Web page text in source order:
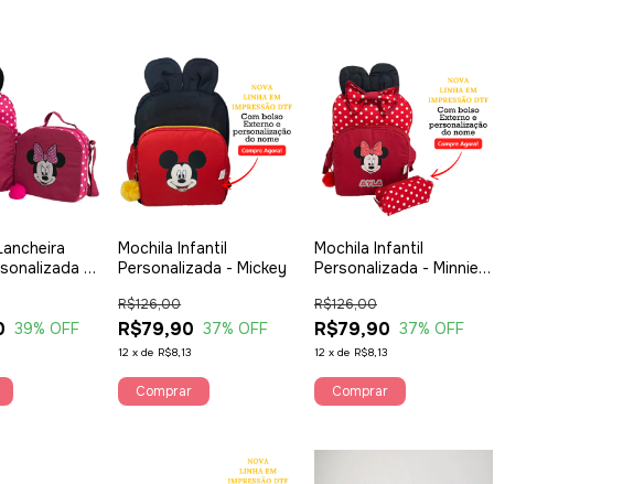
-
39% OFF
Mochila Infantil
Personalizada - Mickey
R$79,90
R$126,00
37% OFF
12 xde R$8,13
Comprar
Mochila Infantil
Personalizada - Minnie
R$79,90
R$126,00
37% OFF
12 xde R$8,13
Comprar